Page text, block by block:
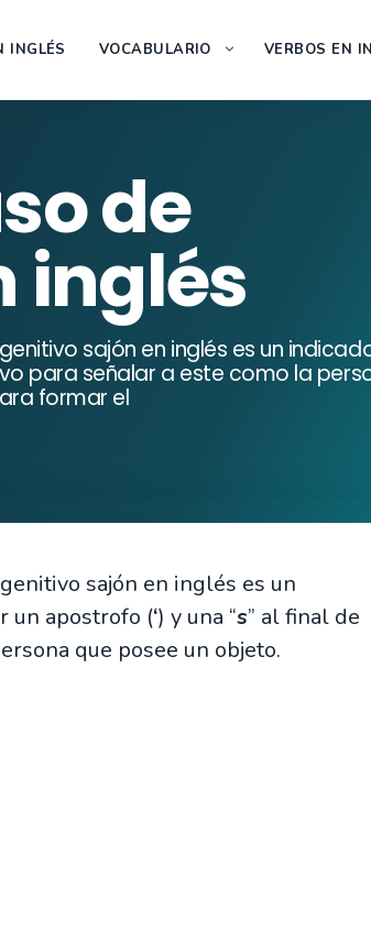
INGLÉS VOCABULARIO VERBOS EN
de
inglés
sajón en inglés es un
para señalar a este como la
formar el
sajón en inglés es un
un apostrofo (‘) y una “s” al final de
que posee un objeto.